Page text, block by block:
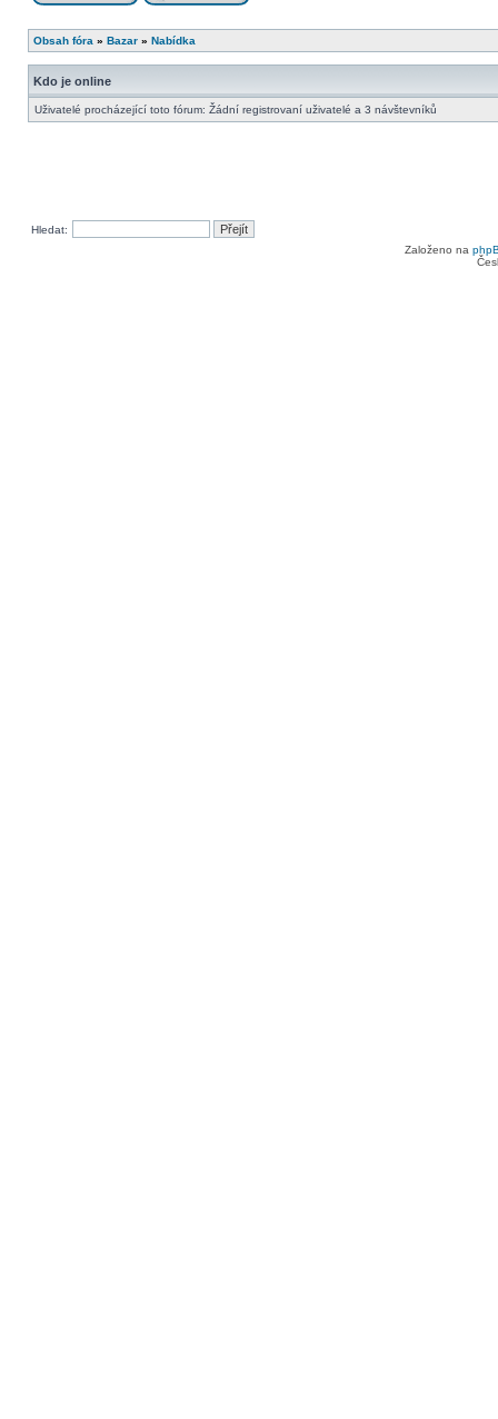
Obsah fóra » Bazar » Nabídka
Kdo je online
Uživatelé procházející toto fórum: Žádní registrovaní uživatelé a 3 návštevníků
Hledat:
Založeno na